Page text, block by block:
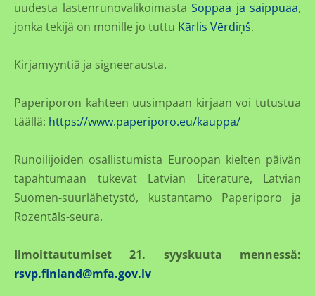
uudesta lastenrunovalikoimasta Soppaa ja saippuaa,
jonka tekijä on monille jo tuttu Kārlis Vērdiņš.
Kirjamyyntiä ja signeerausta.
Paperiporon kahteen uusimpaan kirjaan voi tutustua
täällä: https://www.paperiporo.eu/kauppa/
Runoilijoiden osallistumista Euroopan kielten päivän
tapahtumaan tukevat Latvian Literature, Latvian
Suomen-suurlähetystö, kustantamo Paperiporo ja
Rozentāls-seura.
Ilmoittautumiset 21. syyskuuta mennessä:
rsvp.finland@mfa.gov.lv